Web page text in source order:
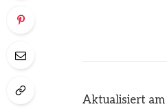
Aktualisiert am